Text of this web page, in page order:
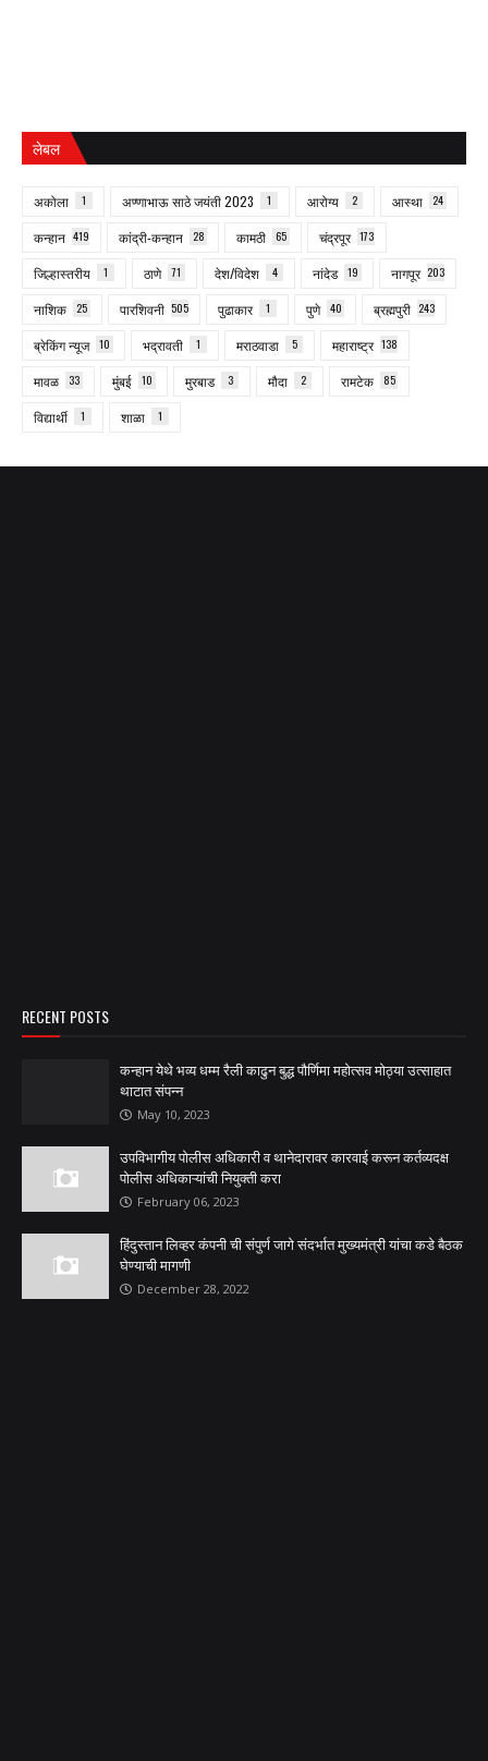
लेबल
अकोला 1 अण्णाभाऊ साठे जयंती 2023 1 आरोग्य 2 आस्था 24
कन्हान 419 कांद्री-कन्हान 28 कामठी 65 चंद्रपूर 173
जिल्हास्तरीय 1 ठाणे 71 देश/विदेश 4 नांदेड 19 नागपूर 203
नाशिक 25 पारशिवनी 505 पुढाकार 1 पुणे 40 ब्रह्मपुरी 243
ब्रेकिंग न्यूज 10 भद्रावती 1 मराठवाडा 5 महाराष्ट्र 138
मावळ 33 मुंबई 10 मुरबाड 3 मौदा 2 रामटेक 85
विद्यार्थी 1 शाळा 1
RECENT POSTS
कन्हान येथे भव्य धम्म रैली काढुन बुद्ध पौर्णिमा महोत्सव मोठ्या उत्साहात
थाटात संपन्न
May 10, 2023
उपविभागीय पोलीस अधिकारी व थानेदारावर कारवाई करून कर्तव्यदक्ष
पोलीस अधिकाऱ्यांची नियुक्ती करा
February 06, 2023
हिंदुस्तान लिव्हर कंपनी ची संपुर्ण जागे संदर्भात मुख्यमंत्री यांचा कडे बैठक
घेण्याची मागणी
December 28, 2022